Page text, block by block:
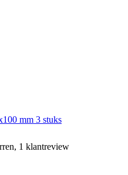
mm 3 stuks
1 klantreview